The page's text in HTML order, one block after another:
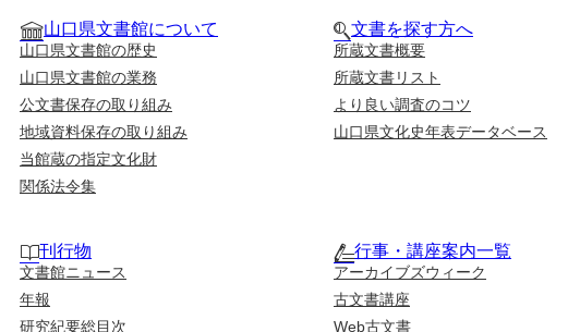
山口県文書館について
山口県文書館の歴史
山口県文書館の業務
公文書保存の取り組み
地域資料保存の取り組み
当館蔵の指定文化財
関係法令集
文書を探す方へ
所蔵文書概要
所蔵文書リスト
より良い調査のコツ
山口県文化史年表データベース
刊行物
文書館ニュース
年報
研究紀要総目次
行事・講座案内一覧
アーカイブズウィーク
古文書講座
Web古文書